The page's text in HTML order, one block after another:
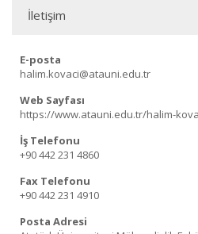
İletişim
E-posta
halim.kovaci@atauni.edu.tr
Web Sayfası
https://www.atauni.edu.tr/halim-
İş Telefonu
+90 442 231 4860
Fax Telefonu
+90 442 231 4910
Posta Adresi